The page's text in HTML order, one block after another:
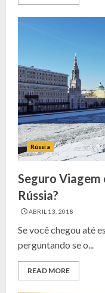
Rússia
Seguro
Rússia?
ABRIL 13, 2018
Se você chegou até
perguntando se o...
READ MORE